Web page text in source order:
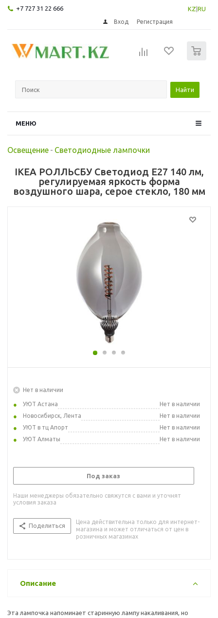
+7 727 31 22 666 KZ RU
Вход Регистрация
Найти
МЕНЮ
Освещение - Светодиодные лампочки
IKEA РОЛЛЬСБУ Светодиод E27 140 лм,
регулируемая яркость форма
воздушного шара, серое стекло, 180 мм
Нет в наличии
УЮТ Астана
Нет в наличии
Новосибирск, Лента
Нет в наличии
УЮТ в тц Апорт
Нет в наличии
УЮТ Алматы
Нет в наличии
Под заказ
Наши менеджеры обязательно свяжутся с вами и уточнят
условия заказа
Поделиться
Цена действительна только для интернет-
магазина и может отличаться от цен в
розничных магазинах
Описание
Эта лампочка напоминает старинную лампу накаливания, но